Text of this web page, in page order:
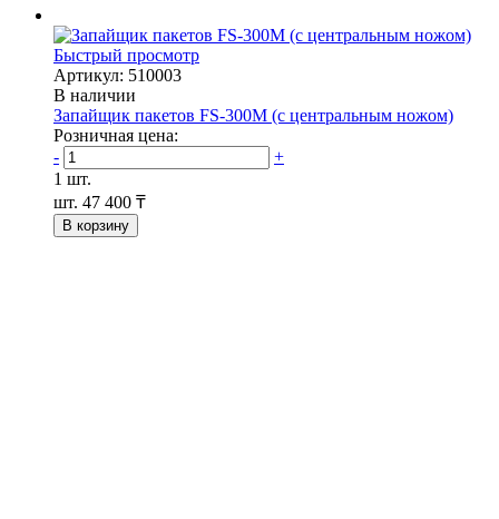
Быстрый просмотр
Артикул: 510003
В наличии
Запайщик пакетов FS-300М (с центральным ножом)
Розничная цена:
-
+
1 шт.
шт. 47 400 ₸
В корзину